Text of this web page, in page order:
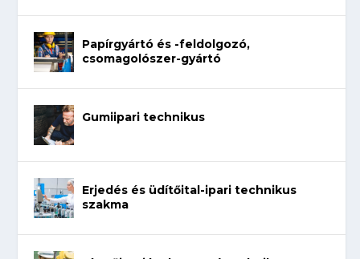
Papírgyártó és -feldolgozó,
csomagolószer-gyártó
Gumiipari technikus
Erjedés és üdítőital-ipari technikus
szakma